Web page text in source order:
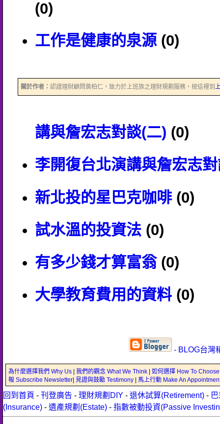
關於作者： 認證理財顧問黃柏仁，致力於上班族之理財規劃服務，按這裡到
(0)
工作是健康的泉源(0)
講與詹宏志對談(二) (0)
李開復台北演講與詹宏志
新北投的星巴克咖啡(0)
試水溫的投資法 (0)
有多少錢才算富翁(0)
大學教育費用的資料(0)
- BLOG台灣
為什麼選擇我們 Why Us | 我們的觀念 What We Think | 如何選擇 How To Choose
報 Subscribe Newsletter| 見證與鼓勵 Testimony | 馬上行動 Make An
回到首頁 - 刊登廣告 - 理財規劃DIY - 退休試算(Retirement) -
(Insurance) - 遺產規劃(Estate) - 指數被動投資(Passive